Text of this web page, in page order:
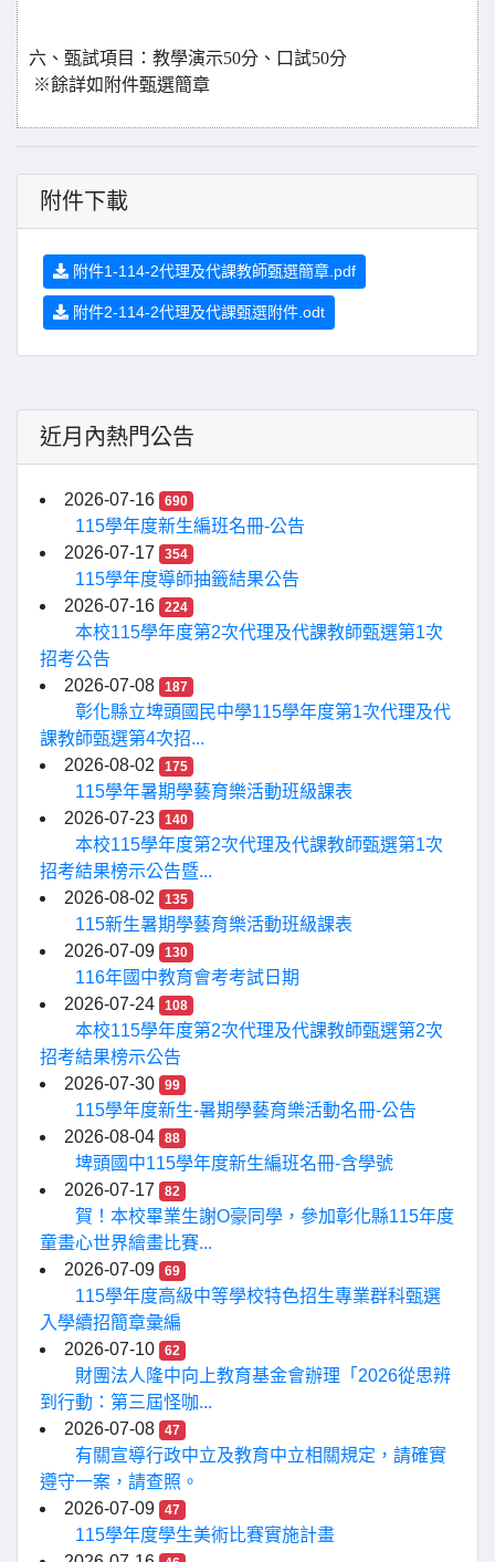
六、甄試項目：教學演示50分、口試50分
※餘詳如附件甄選簡章
附件下載
附件1-114-2代理及代課教師甄選簡章.pdf
附件2-114-2代理及代課甄選附件.odt
近月內熱門公告
2026-07-16 690
115學年度新生編班名冊-公告
2026-07-17
354
115學年度導師抽籤結果公告
2026-07-16
224
本校115學年度第2次代理及代課教師甄選第1次
招考公告
2026-07-08
187
彰化縣立埤頭國民中學115學年度第1次代理及代
課教師甄選第4次招...
2026-08-02
175
115學年暑期學藝育樂活動班級課表
2026-07-23
140
本校115學年度第2次代理及代課教師甄選第1次
招考結果榜示公告暨...
2026-08-02
135
115新生暑期學藝育樂活動班級課表
2026-07-09
130
116年國中教育會考考試日期
2026-07-24
108
本校115學年度第2次代理及代課教師甄選第2次
招考結果榜示公告
2026-07-30
99
115學年度新生-暑期學藝育樂活動名冊-公告
2026-08-04
88
埤頭國中115學年度新生編班名冊-含學號
2026-07-17
82
賀！本校畢業生謝O豪同學，參加彰化縣115年度
童畫心世界繪畫比賽...
2026-07-09
69
115學年度高級中等學校特色招生專業群科甄選
入學續招簡章彙編
2026-07-10
62
財團法人隆中向上教育基金會辦理「2026從思辨
到行動：第三屆怪咖...
2026-07-08
47
有關宣導行政中立及教育中立相關規定，請確實
遵守一案，請查照。
2026-07-09
47
115學年度學生美術比賽實施計畫